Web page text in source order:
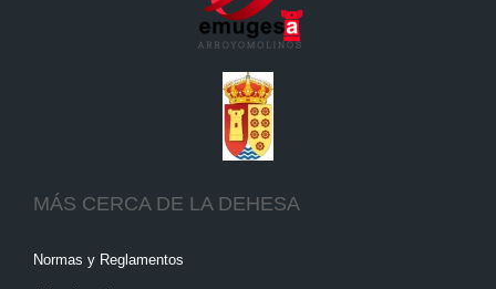
MÁS CERCA DE LA DEHESA
Normas y Reglamentos